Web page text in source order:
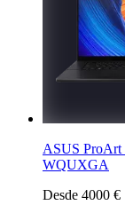
ASUS
WQUXGA
Desde 4000 €